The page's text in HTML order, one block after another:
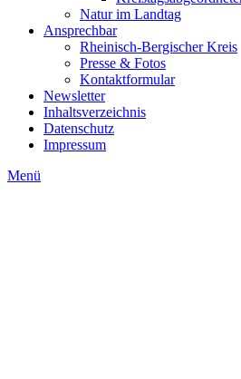
Natur im Landtag
Ansprechbar
Rheinisch-Bergischer Kreis
Presse & Fotos
Kontaktformular
Newsletter
Inhaltsverzeichnis
Datenschutz
Impressum
Menü